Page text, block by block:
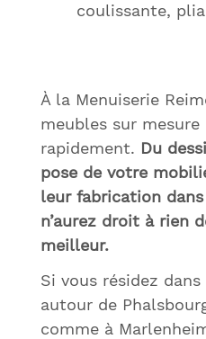
coulissante,
À la Menuiserie
meubles sur
rapidement. Du
pose de votre
leur fabrication
n’aurez droit à rien
meilleur.
Si vous résidez
autour de
comme à